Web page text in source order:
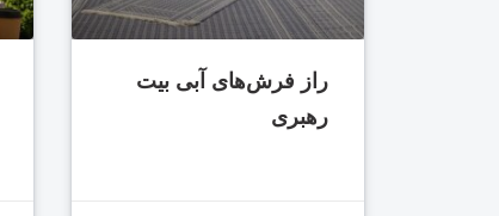
راز فرش‌های آبی بیت
رهبری